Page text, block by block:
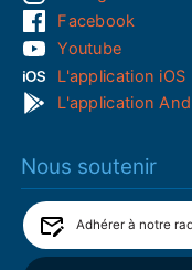
Facebook
Youtube
L'application iOS
L'application
Nous soutenir
Adhérer à notre